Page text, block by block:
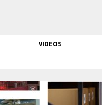
VIDEOS